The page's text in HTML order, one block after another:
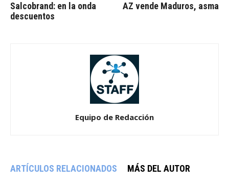
Salcobrand: en la onda
descuentos
AZ vende Maduros, asma
Equipo de Redacción
ARTÍCULOS RELACIONADOS MÁS DEL AUTOR